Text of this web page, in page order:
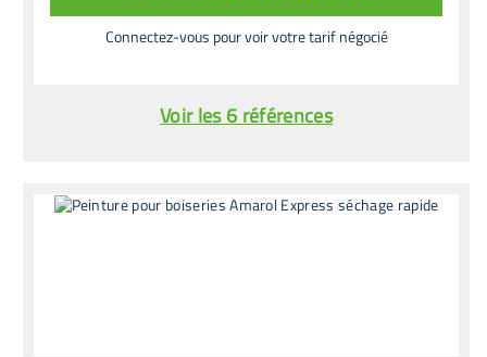
Connectez-vous pour voir votre tarif négocié
Voir les 6 références